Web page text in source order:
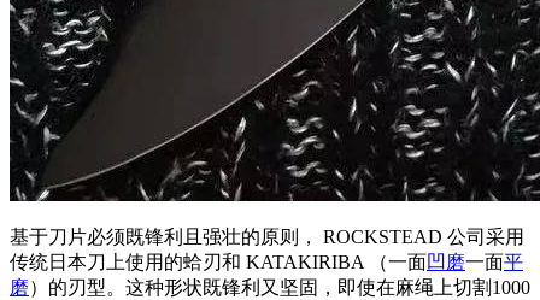
基于刀片必须既锋利且强壮的原则， ROCKSTEAD 公司采用
传统日本刀上使用的蛤刃和 KATAKIRIBA （一面凹磨一面平
磨）的刃型。这种形状既锋利又坚固，即使在麻绳上切割1000